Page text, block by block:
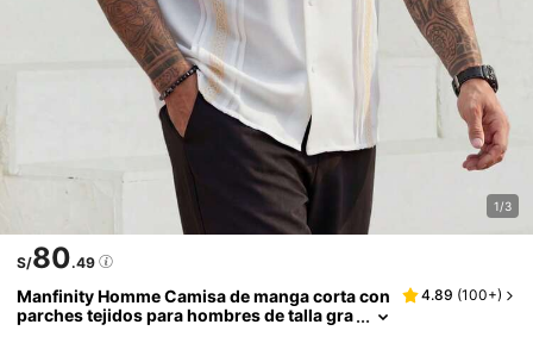
1/3
S/80.49
Manfinity Homme Camisa de manga corta con
parches tejidos para hombres de talla gra
4.89 (100+)